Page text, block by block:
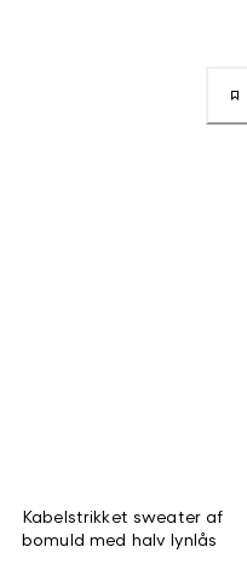
Kabelstrikket sweater af
bomuld med halv lynlås